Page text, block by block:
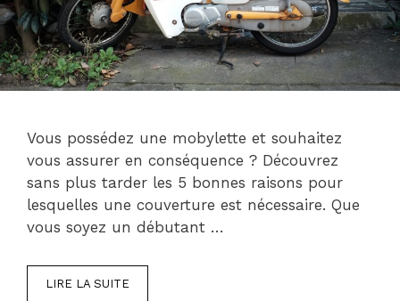
Vous possédez une mobylette et souhaitez
vous assurer en conséquence ? Découvrez
sans plus tarder les 5 bonnes raisons pour
lesquelles une couverture est nécessaire. Que
vous soyez un débutant …
LIRE LA SUITE